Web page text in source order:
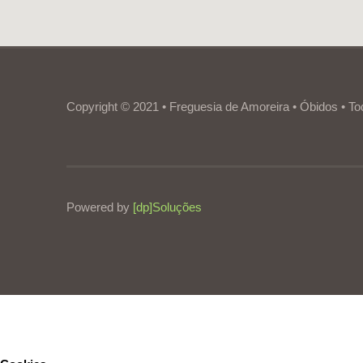
Copyright © 2021 • Freguesia de Amoreira • Óbidos •
Powered by [dp]Soluções